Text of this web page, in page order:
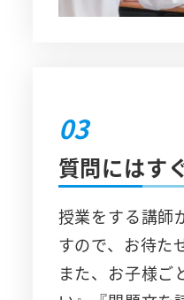
03
質問にはす
授業をする講師
すので、お待た
また、お子様ご